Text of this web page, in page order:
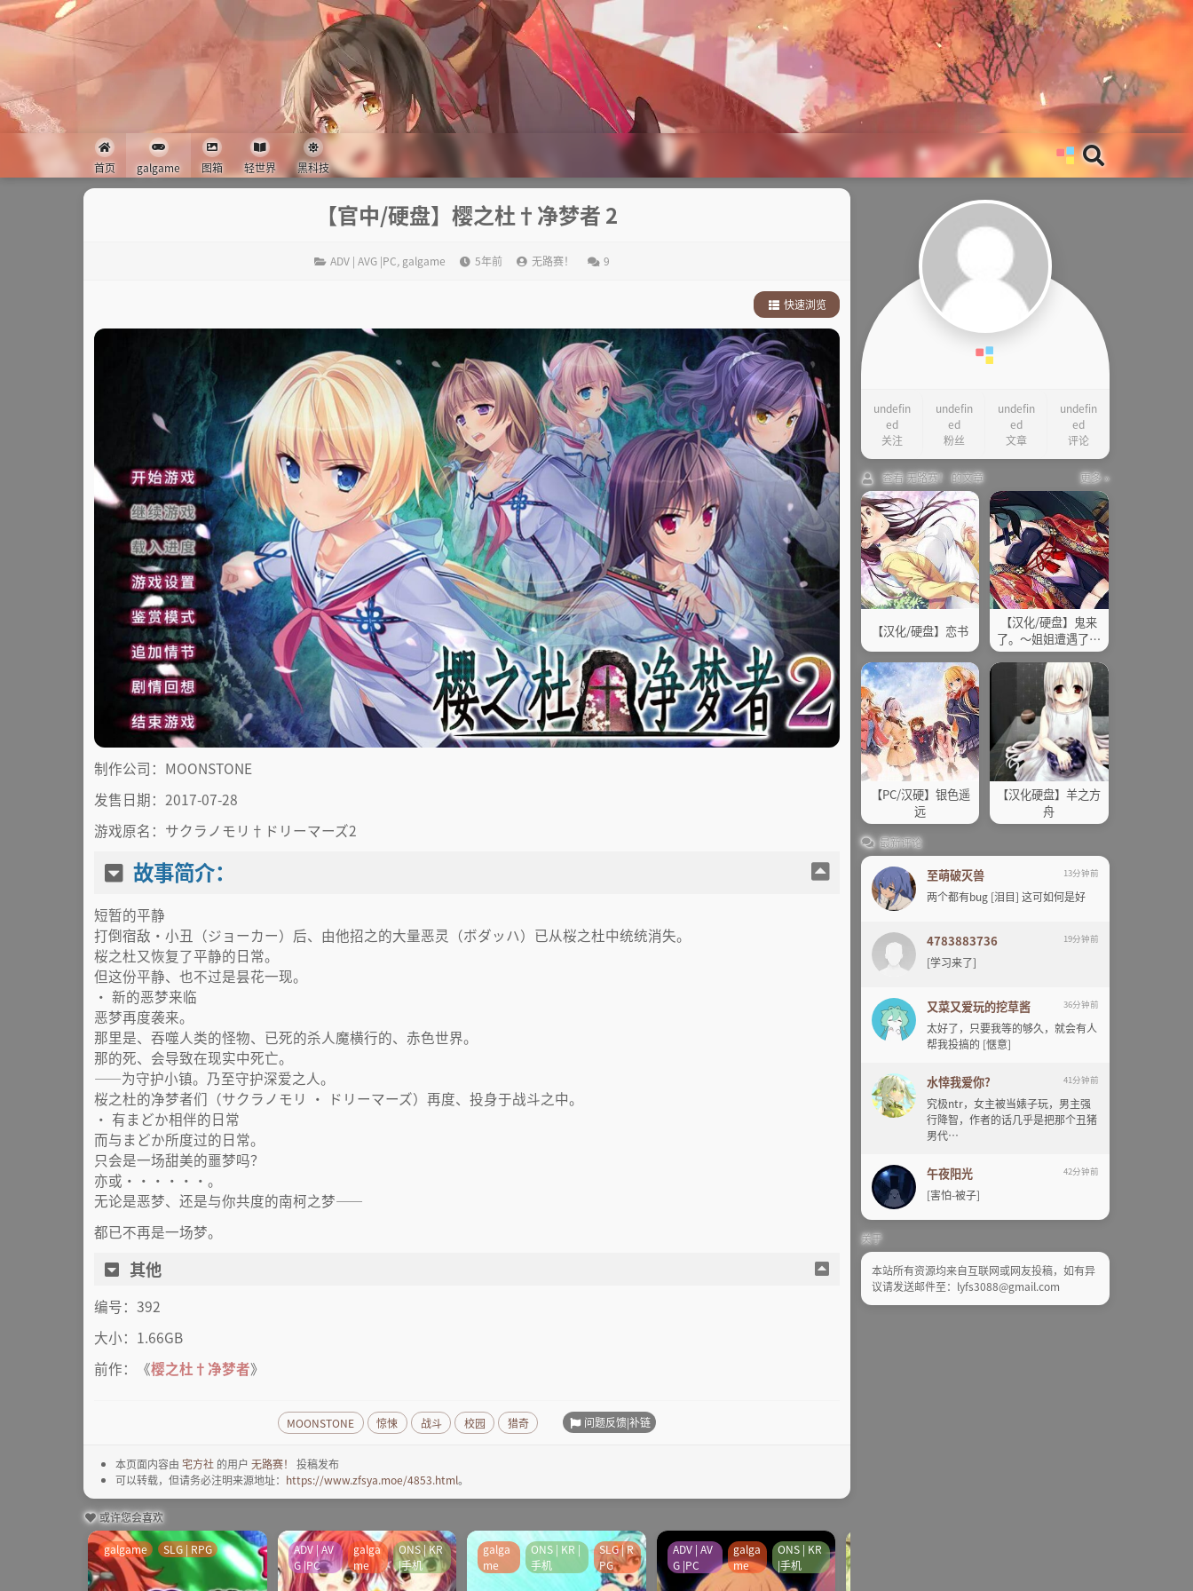
首页 galgame 图箱 轻世界 黑科技
【官中/硬盘】樱之杜†净梦者 2
ADV | AVG |PC, galgame 5年前 无路赛！ 9
快速浏览
1.故事简介：
2.其他
制作公司：MOONSTONE
发售日期：2017-07-28
游戏原名：サクラノモリ†ドリーマーズ2
故事简介：
短暂的平静
打倒宿敌·小丑（ジョーカー）后、由他招之的大量恶灵（ボダッハ）已从桜之杜中统统消失。
桜之杜又恢复了平静的日常。
但这份平静、也不过是昙花一现。
· 新的恶梦来临
恶梦再度袭来。
那里是、吞噬人类的怪物、已死的杀人魔横行的、赤色世界。
那的死、会导致在现实中死亡。
——为守护小镇。乃至守护深爱之人。
桜之杜的净梦者们（サクラノモリ ・ ドリーマーズ）再度、投身于战斗之中。
· 有まどか相伴的日常
而与まどか所度过的日常。
只会是一场甜美的噩梦吗？
亦或······。
无论是恶梦、还是与你共度的南柯之梦——
都已不再是一场梦。
其他
编号：392
大小：1.66GB
前作：《樱之杜†净梦者》
MOONSTONE 惊悚 战斗 校园 猎奇 问题反馈|补链
本页面内容由 宅方社 的用户 无路赛！
投稿发布
可以转载，但请务必注明来源地址： https://www.zfsya.moe/4853.html。
或许您会喜欢
galgame SLG | RPG
ADV | AV
G |PC
galga
me
ONS | KR
|手机
galga
me
ONS | KR |
手机
SLG | R
PG
ADV | AV
G |PC
galga
me
ONS | KR
|手机
undefin
ed
关注
undefin
ed
粉丝
undefin
ed
文章
undefin
ed
评论
查看 无路赛！ 的文章 更多 »
【汉化/硬盘】恋书
【汉化/硬盘】鬼来
了。～姐姐遭遇了濒
死危机～
【PC/汉硬】银色遥
远
【汉化硬盘】羊之方
舟
最新评论
至萌破灭兽 13分钟前
两个都有bug [泪目] 这可如何是好
4783883736 19分钟前
[学习来了]
又菜又爱玩的挖草酱 36分钟前
太好了，只要我等的够久，就会有人
帮我投搞的 [惬意]
水悻我爱你? 41分钟前
究极ntr，女主被当婊子玩，男主强
行降智，作者的话几乎是把那个丑猪
男代…
午夜阳光 42分钟前
[害怕-被子]
关于
本站所有资源均来自互联网或网友投稿，如有异
议请发送邮件至：lyfs3088@gmail.com